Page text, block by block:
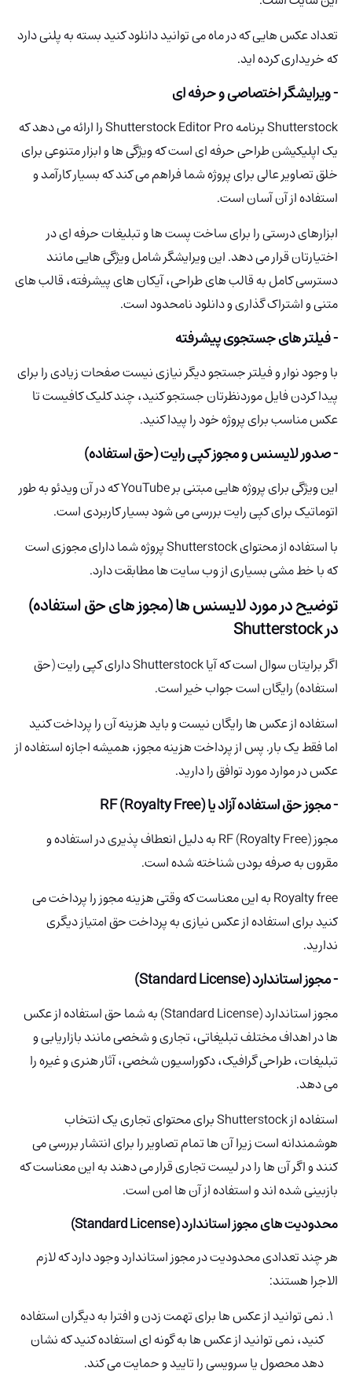
تعداد عکس هایی که در ماه می توانید دانلود کنید بسته به پلنی دارد
که خریداری کرده اید.
- ویرایشگر اختصاصی و حرفه ای
Shutterstock برنامه Shutterstock Editor Pro را ارائه می دهد که
یک اپلیکیشن طراحی حرفه ای است که ویژگی ها و ابزار متنوعی برای
خلق تصاویر عالی برای پروژه شما فراهم می کند که بسیار کارآمد و
استفاده از آن آسان است.
ابزارهای درستی را برای ساخت پست ها و تبلیغات حرفه ای در
اختیارتان قرار می دهد. این ویرایشگر شامل ویژگی هایی مانند
دسترسی کامل به قالب های طراحی، آیکان های پیشرفته، قالب های
متنی و اشتراک گذاری و دانلود نامحدود است.
- فیلتر های جستجوی پیشرفته
با وجود نوار و فیلتر جستجو دیگر نیازی نیست صفحات زیادی را برای
پیدا کردن فایل موردنظرتان جستجو کنید، چند کلیک کافیست تا
عکس مناسب برای پروژه خود را پیدا کنید.
- صدور لایسنس و مجوز کپی رایت (حق استفاده)
این ویژگی برای پروژه هایی مبتنی بر YouTube که در آن ویدئو به طور
اتوماتیک برای کپی رایت بررسی می شود بسیار کاربردی است.
با استفاده از محتوای Shutterstock پروژه شما دارای مجوزی است
که با خط مشی بسیاری از وب سایت ها مطابقت دارد.
توضیح در مورد لایسنس ها (مجوز های حق استفاده)
در Shutterstock
اگر برایتان سوال است که آیا Shutterstock دارای کپی رایت (حق
استفاده) رایگان است جواب خیر است.
استفاده از عکس ها رایگان نیست و باید هزینه آن را پرداخت کنید
اما فقط یک بار. پس از پرداخت هزینه مجوز، همیشه اجازه استفاده از
عکس در موارد مورد توافق را دارید.
- مجوز حق استفاده آزاد یا RF (Royalty Free)
مجوز RF (Royalty Free) به دلیل انعطاف پذیری در استفاده و
مقرون به صرفه بودن شناخته شده است.
Royalty free به این معناست که وقتی هزینه مجوز را پرداخت می
کنید برای استفاده از عکس نیازی به پرداخت حق امتیاز دیگری
ندارید.
- مجوز استاندارد (Standard License)
مجوز استاندارد (Standard License) به شما حق استفاده از عکس
ها در اهداف مختلف تبلیغاتی، تجاری و شخصی مانند بازاریابی و
تبلیغات، طراحی گرافیک، دکوراسیون شخصی، آثار هنری و غیره را
می دهد.
استفاده از Shutterstock برای محتوای تجاری یک انتخاب
هوشمندانه است زیرا آن ها تمام تصاویر را برای انتشار بررسی می
کنند و اگر آن ها را در لیست تجاری قرار می دهند به این معناست که
بازبینی شده اند و استفاده از آن ها امن است.
محدودیت های مجوز استاندارد (Standard License)
هر چند تعدادی محدودیت در مجوز استاندارد وجود دارد که لازم
الاجرا هستند:
نمی توانید از عکس ها برای تهمت زدن و افترا به دیگران استفاده
کنید، نمی توانید از عکس ها به گونه ای استفاده کنید که نشان
دهد محصول یا سرویسی را تایید و حمایت می کند.